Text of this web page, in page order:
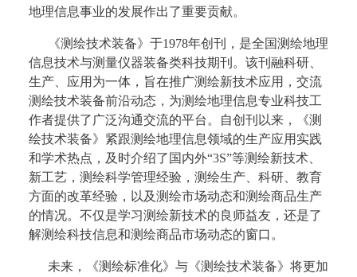
地理信息事业的发展作出了重要贡献。
《测绘技术装备》于1978年创刊，是全国测绘地理
信息技术与测量仪器装备类科技期刊。该刊融科研、
生产、应用为一体，旨在推广测绘新技术应用，交流
测绘技术装备前沿动态，为测绘地理信息专业科技工
作者提供了广泛沟通交流的平台。自创刊以来，《测
绘技术装备》紧跟测绘地理信息领域的生产应用实践
和学术热点，及时介绍了国内外“3S”等测绘新技术、
新工艺，测绘科学管理经验，测绘生产、科研、教育
方面的改革经验，以及测绘市场动态和测绘商品生产
的情况。不仅是学习测绘新技术的良师益友，还是了
解测绘科技信息和测绘商品市场动态的窗口。
未来，《测绘标准化》与《测绘技术装备》将更加